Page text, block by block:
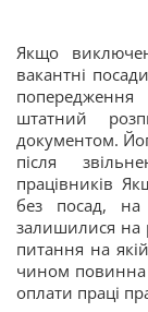
Якщо
вакантні
попередження
штатний
документом.
після
працівників
без посад,
залишилися на
питання на
чином повинна
оплати праці